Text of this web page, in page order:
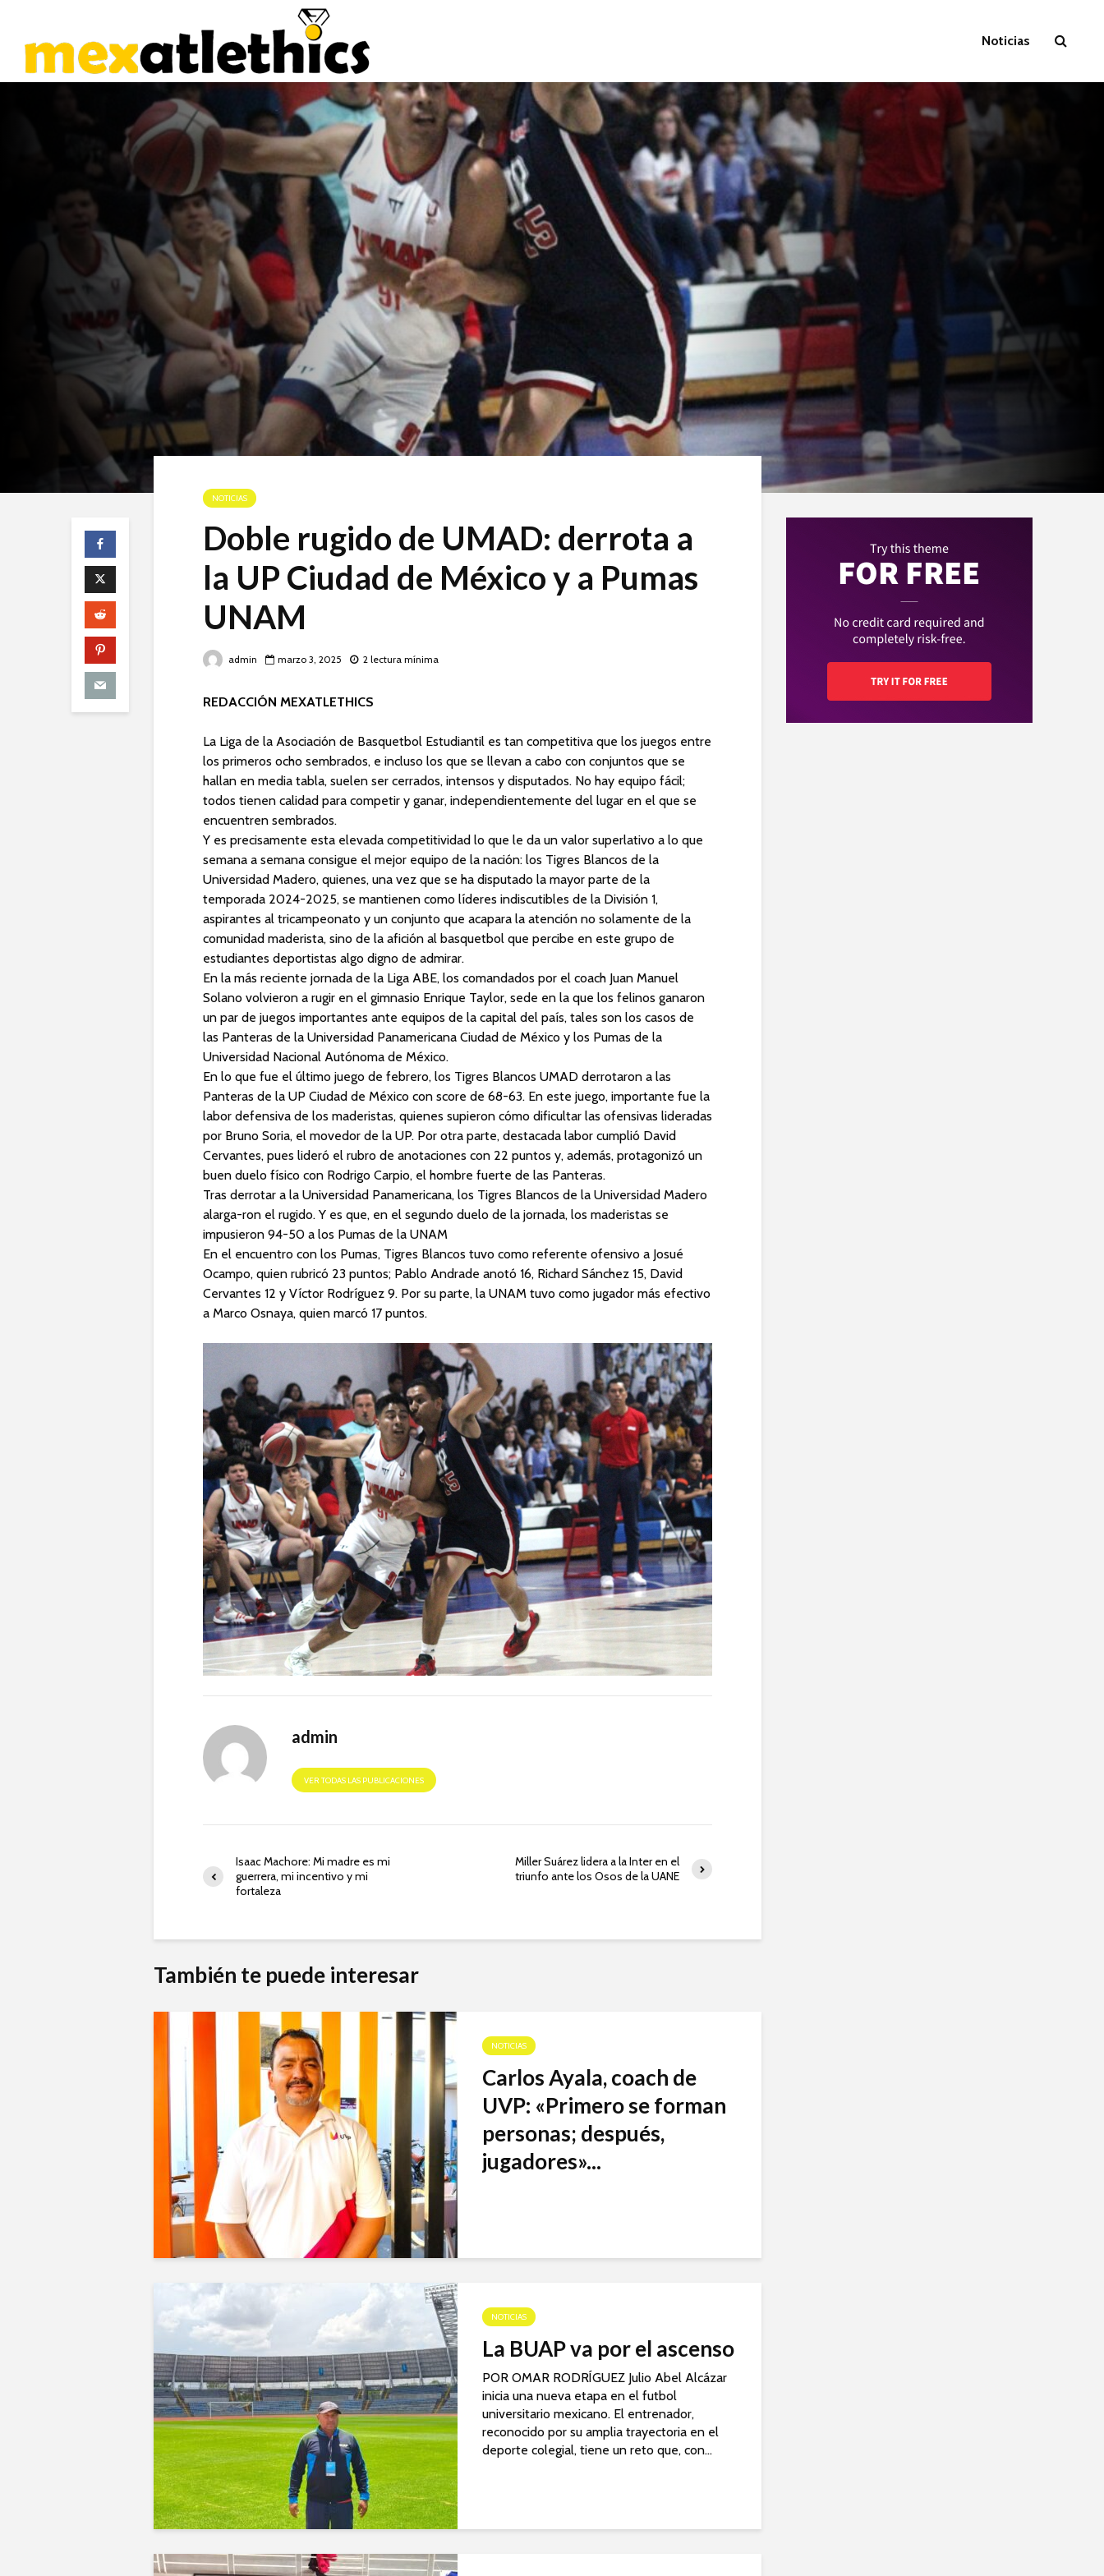
Noticias
NOTICIAS
Doble rugido de UMAD: derrota a
la UP Ciudad de México y a Pumas
UNAM
admin marzo 3, 2025 2 lectura mínima
REDACCIÓN MEXATLETHICS
La Liga de la Asociación de Basquetbol Estudiantil es tan competitiva que los juegos entre
los primeros ocho sembrados, e incluso los que se llevan a cabo con conjuntos que se
hallan en media tabla, suelen ser cerrados, intensos y disputados. No hay equipo fácil;
todos tienen calidad para competir y ganar, independientemente del lugar en el que se
encuentren sembrados.
Y es precisamente esta elevada competitividad lo que le da un valor superlativo a lo que
semana a semana consigue el mejor equipo de la nación: los Tigres Blancos de la
Universidad Madero, quienes, una vez que se ha disputado la mayor parte de la
temporada 2024-2025, se mantienen como líderes indiscutibles de la División 1,
aspirantes al tricampeonato y un conjunto que acapara la atención no solamente de la
comunidad maderista, sino de la afición al basquetbol que percibe en este grupo de
estudiantes deportistas algo digno de admirar.
En la más reciente jornada de la Liga ABE, los comandados por el coach Juan Manuel
Solano volvieron a rugir en el gimnasio Enrique Taylor, sede en la que los felinos ganaron
un par de juegos importantes ante equipos de la capital del país, tales son los casos de
las Panteras de la Universidad Panamericana Ciudad de México y los Pumas de la
Universidad Nacional Autónoma de México.
En lo que fue el último juego de febrero, los Tigres Blancos UMAD derrotaron a las
Panteras de la UP Ciudad de México con score de 68-63. En este juego, importante fue la
labor defensiva de los maderistas, quienes supieron cómo dificultar las ofensivas lideradas
por Bruno Soria, el movedor de la UP. Por otra parte, destacada labor cumplió David
Cervantes, pues lideró el rubro de anotaciones con 22 puntos y, además, protagonizó un
buen duelo físico con Rodrigo Carpio, el hombre fuerte de las Panteras.
Tras derrotar a la Universidad Panamericana, los Tigres Blancos de la Universidad Madero
alarga-ron el rugido. Y es que, en el segundo duelo de la jornada, los maderistas se
impusieron 94-50 a los Pumas de la UNAM
En el encuentro con los Pumas, Tigres Blancos tuvo como referente ofensivo a Josué
Ocampo, quien rubricó 23 puntos; Pablo Andrade anotó 16, Richard Sánchez 15, David
Cervantes 12 y Víctor Rodríguez 9. Por su parte, la UNAM tuvo como jugador más efectivo
a Marco Osnaya, quien marcó 17 puntos.
admin
VER TODAS LAS PUBLICACIONES
Isaac Machore: Mi madre es mi
guerrera, mi incentivo y mi
fortaleza
Miller Suárez lidera a la Inter en el
triunfo ante los Osos de la UANE
También te puede interesar
NOTICIAS
Carlos Ayala, coach de
UVP: «Primero se forman
personas; después,
jugadores»...
NOTICIAS
La BUAP va por el ascenso
POR OMAR RODRÍGUEZ Julio Abel Alcázar
inicia una nueva etapa en el futbol
universitario mexicano. El entrenador,
reconocido por su amplia trayectoria en el
deporte colegial, tiene un reto que, con...